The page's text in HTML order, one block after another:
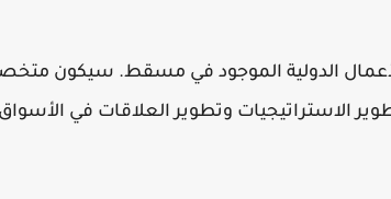
الدولية الموجود في مسقط. سيكون
الاستراتيجيات وتطوير العلاقات في الأسواق